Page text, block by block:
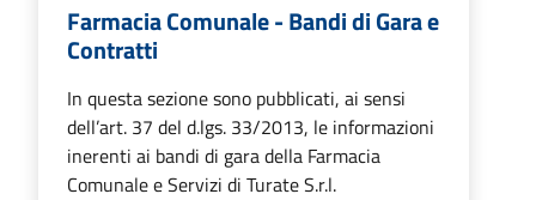
Farmacia Comunale - Bandi di Gara e
Contratti
In questa sezione sono pubblicati, ai sensi
dell’art. 37 del d.lgs. 33/2013, le informazioni
inerenti ai bandi di gara della Farmacia
Comunale e Servizi di Turate S.r.l.